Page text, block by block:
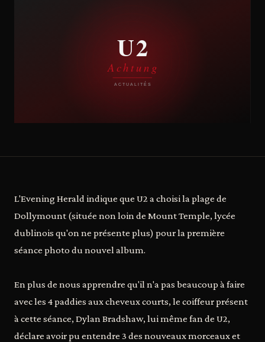
L'Evening Herald indique que U2 a choisi la plage de
Dollymount (située non loin de Mount Temple, lycée
dublinois qu'on ne présente plus) pour la première
séance photo du nouvel album.
En plus de nous apprendre qu'il n'a pas beaucoup à faire
avec les 4 paddies aux cheveux courts, le coiffeur présent
à cette séance, Dylan Bradshaw, lui même fan de U2,
déclare avoir pu entendre 3 des nouveaux morceaux et